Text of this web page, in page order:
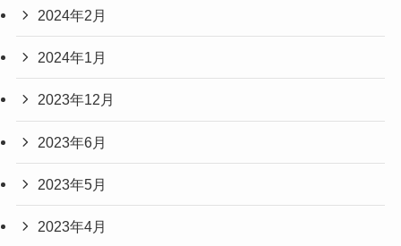
2024年2月
2024年1月
2023年12月
2023年6月
2023年5月
2023年4月